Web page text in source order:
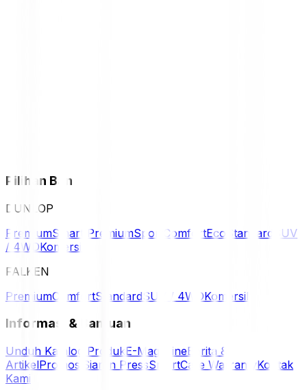
Pilihan Ban
DUNLOP
PremiumSmart PremiumSport ComfortEco Standard
SUV
/ 4WDKomersil
FALKEN
PremiumComfortStandard SUV / 4WDKomersil
Informasi & Bantuan
Unduh Katalog ProdukE-MagazineBerita &
ArtikelPromosi Siaran PressSmartCare WarrantyKontak
Kami